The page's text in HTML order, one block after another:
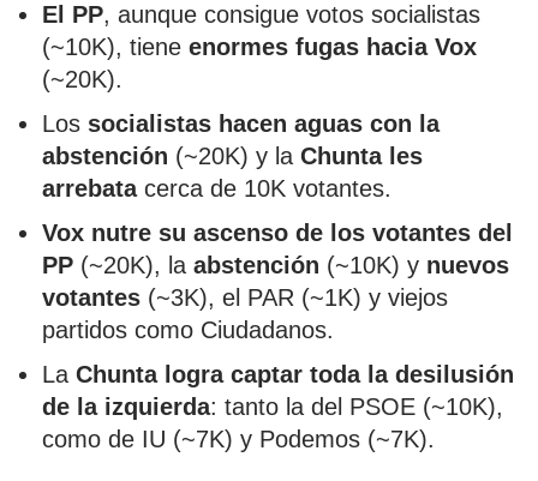
El PP, aunque consigue votos socialistas
(~10K), tiene enormes fugas hacia Vox
(~20K).
Los socialistas hacen aguas con la
abstención (~20K) y la Chunta les
arrebatacerca de 10K votantes.
Vox nutre su ascenso de los votantes del
PP (~20K), la abstención (~10K) y nuevos
votantes (~3K), el PAR (~1K) y viejos
partidos como Ciudadanos.
La Chunta logra captar toda la desilusión
de la izquierda: tanto la del PSOE (~10K),
como de IU (~7K) y Podemos (~7K).